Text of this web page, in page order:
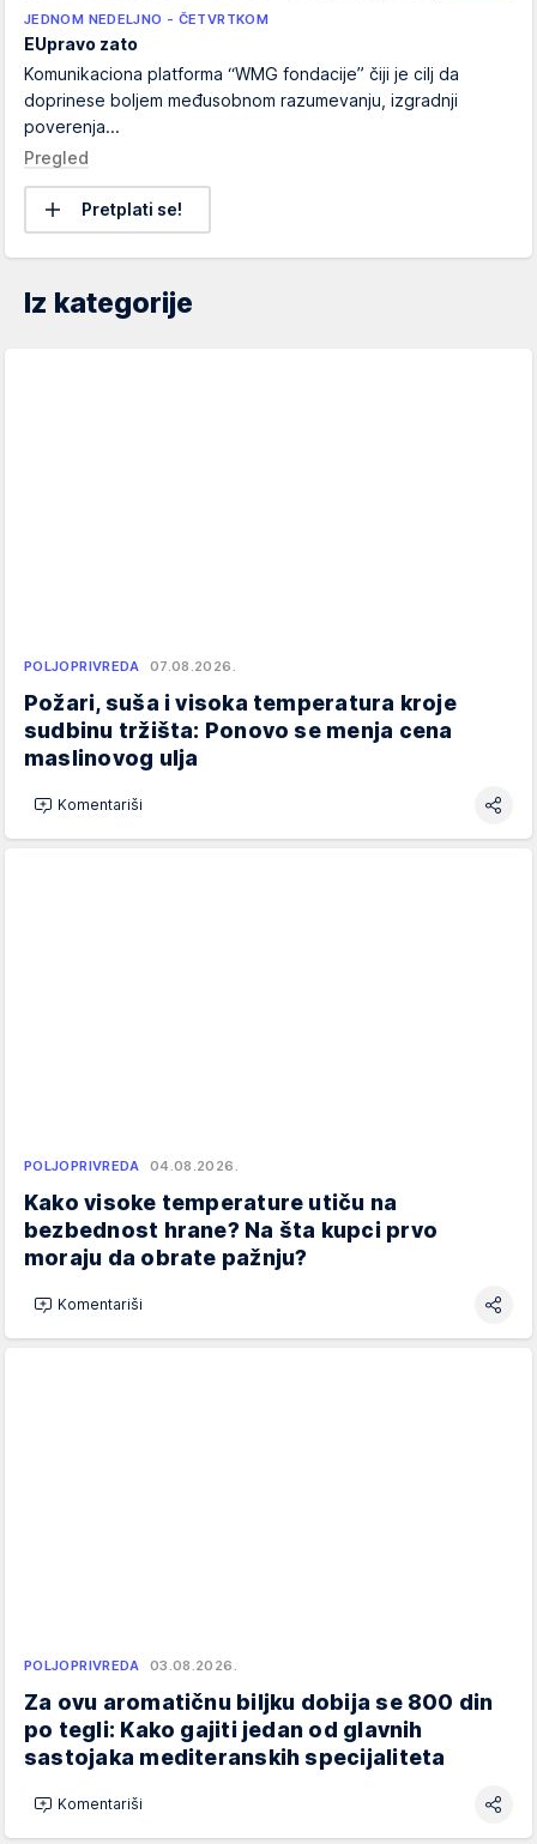
JEDNOM NEDELJNO - ČETVRTKOM
EUpravo zato
Komunikaciona platforma “WMG fondacije” čiji je cilj da
doprinese boljem međusobnom razumevanju, izgradnji
poverenja...
Pregled
Pretplati se!
Iz kategorije
POLJOPRIVREDA 07.08.2026.
Požari, suša i visoka temperatura kroje
sudbinu tržišta: Ponovo se menja cena
maslinovog ulja
Komentariši
POLJOPRIVREDA 04.08.2026.
Kako visoke temperature utiču na
bezbednost hrane? Na šta kupci prvo
moraju da obrate pažnju?
Komentariši
POLJOPRIVREDA 03.08.2026.
Za ovu aromatičnu biljku dobija se 800 din
po tegli: Kako gajiti jedan od glavnih
sastojaka mediteranskih specijaliteta
Komentariši